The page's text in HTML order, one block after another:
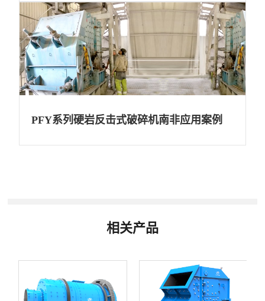
PFY系列硬岩反击式破碎机南非应用案例
相关产品